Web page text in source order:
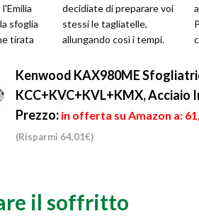
sfoglia
tirata
decidiate di preparare voi
stessi le tagliatelle,
allungando così i tempi.
fresco e...
Kenwood KAX980ME
KCC+KVC+KVL+KMX, Acciaio
Prezzo: in offerta su Amazon a:
(Risparmi 64,01€)
il soffritto